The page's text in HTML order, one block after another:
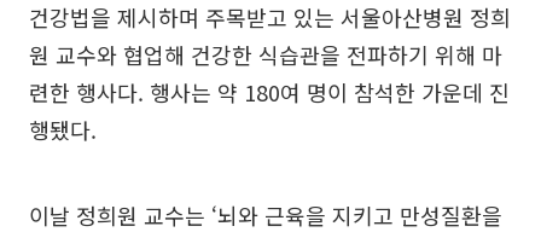
건강법을 제시하며 주목받고 있는 서울아산병원 정희
원 교수와 협업해 건강한 식습관을 전파하기 위해 마
련한 행사다. 행사는 약 180여 명이 참석한 가운데 진
행됐다.
이날 정희원 교수는 ‘뇌와 근육을 지키고 만성질환을